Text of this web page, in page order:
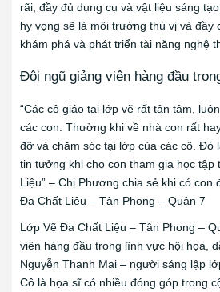
rãi, đầy đủ dụng cụ và vật liệu sáng
hy vọng sẽ là môi trường thú vị và đầy
khám phá và phát triển tài năng nghệ
Đội ngũ giảng viên hàng đầu
“Các cô giáo tại lớp vẽ rất tận tâm,
các con. Thường khi về nhà con rất
đỡ và chăm sóc tại lớp của các cô. Đó
tin tưởng khi cho con tham gia học tập
Liệu” – Chị Phương chia sẻ khi có con
Đa Chất Liệu – Tân Phong – Quận 7
Lớp Vẽ Đa Chất Liệu – Tân Phong –
viên hàng đầu trong lĩnh vực hội họa,
Nguyễn Thanh Mai – người sáng lập
Cô là họa sĩ có nhiều đóng góp trong